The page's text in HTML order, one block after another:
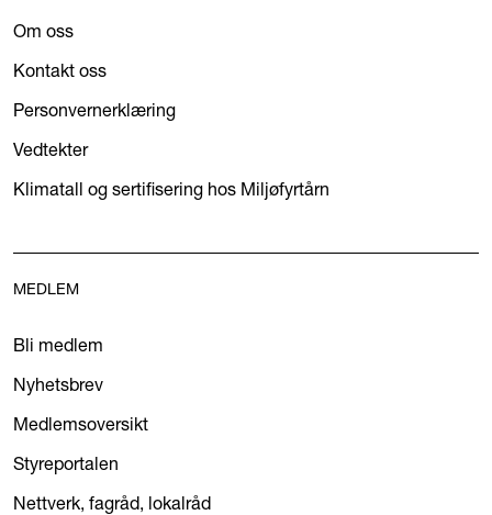
Om oss
Kontakt oss
Personvernerklæring
Vedtekter
Klimatall og sertifisering hos Miljøfyrtårn
MEDLEM
Bli medlem
Nyhetsbrev
Medlemsoversikt
Styreportalen
Nettverk, fagråd, lokalråd